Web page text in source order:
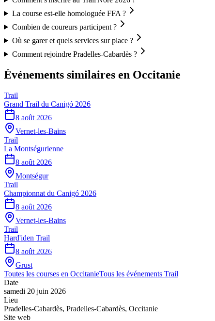
La course est-elle homologuée FFA ?
Combien de coureurs participent ?
Où se garer et quels services sur place ?
Comment rejoindre Pradelles-Cabardès ?
Événements similaires en Occitanie
Trail
Grand Trail du Canigó 2026
8 août 2026
Vernet-les-Bains
Trail
La Montségurienne
8 août 2026
Montségur
Trail
Championnat du Canigó 2026
8 août 2026
Vernet-les-Bains
Trail
Hard'iden Trail
8 août 2026
Grust
Toutes les courses en OccitanieTous les événements Trail
Date
samedi 20 juin 2026
Lieu
Pradelles-Cabardès, Pradelles-Cabardès, Occitanie
Site web